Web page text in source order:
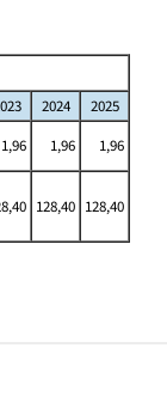
2024
2025
1,96 1,96
1,96
128,40 128,40